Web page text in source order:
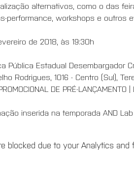
alternativos, como o das
performance, workshops e outros
de 2018, às 19:30h
Pública Estadual Desembargador
Rodrigues, 1016 - Centro (Sul),
DE PRÉ-
inserida na temporada AND
blocked due to your Analytics and